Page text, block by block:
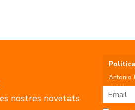
nostres novetats
Antonio
del
Fin del